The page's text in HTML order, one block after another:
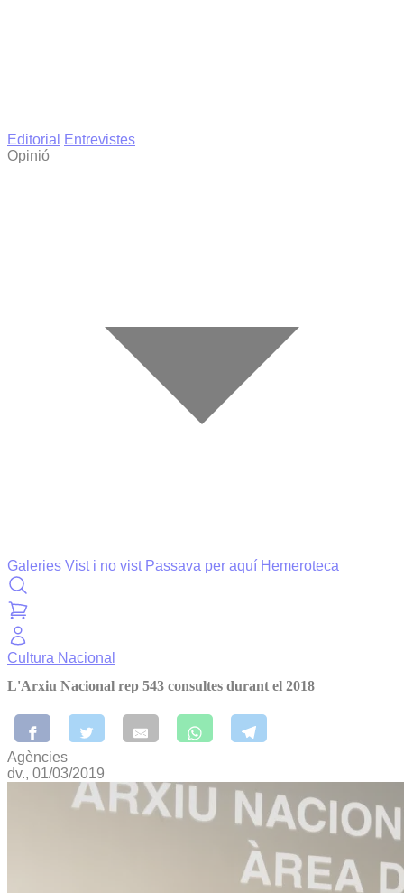
Editorial
Entrevistes
Opinió
Galeries Vist i no vist Passava per aquí Hemeroteca
Cultura Nacional
L'Arxiu Nacional rep 543 consultes durant el 2018
Agències
dv., 01/03/2019